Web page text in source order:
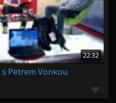
22:32
Petrem Vonkou
-